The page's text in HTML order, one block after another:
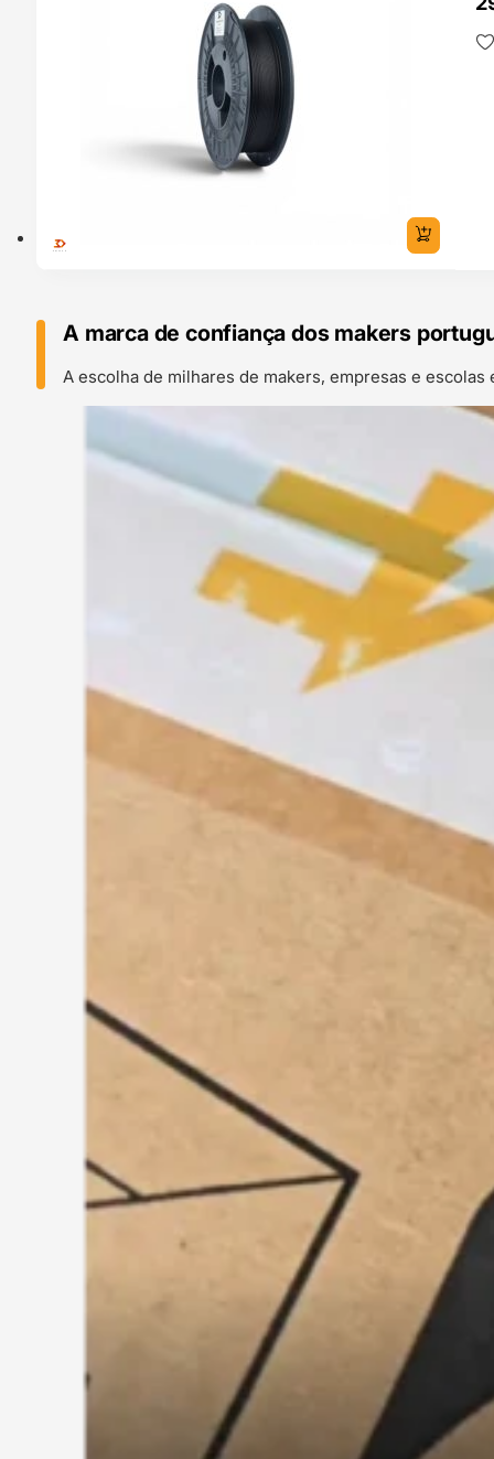
A marca de confiança dos makers
A escolha de milhares de makers, empresas e escolas